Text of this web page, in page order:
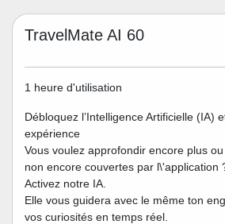
TravelMate AI 60
1 heure d'utilisation
Débloquez l’Intelligence Artificielle (IA)
expérience
Vous voulez approfondir encore plus
non encore couvertes par l\'application
Activez notre IA.
Elle vous guidera avec le même ton
vos curiosités en temps réel.